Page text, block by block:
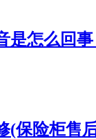
是怎么回
(保险柜售